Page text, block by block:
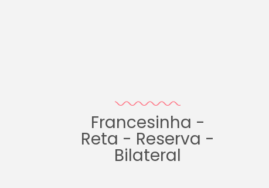
Francesinha -
Reta - Reserva -
Bilateral